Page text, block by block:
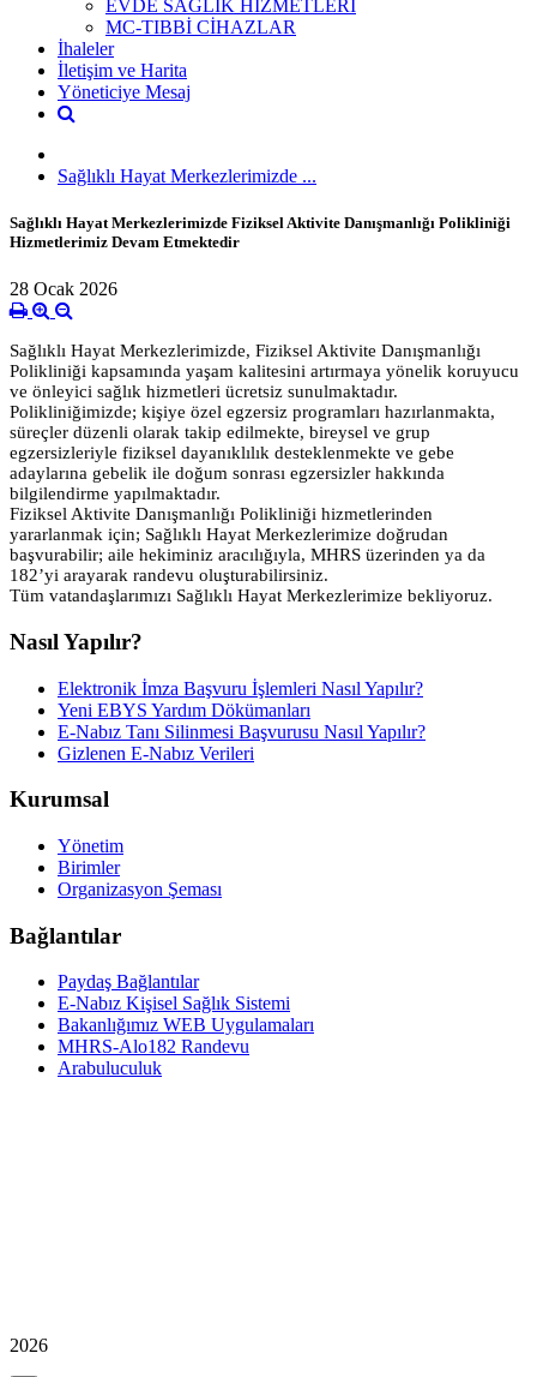
EVDE SAĞLIK HİZMETLERİ
MC-TIBBİ CİHAZLAR
İhaleler
İletişim ve Harita
Yöneticiye Mesaj
Sağlıklı Hayat Merkezlerimizde ...
Sağlıklı Hayat Merkezlerimizde Fiziksel Aktivite Danışmanlığı Polikliniği
Hizmetlerimiz Devam Etmektedir
28 Ocak 2026
Sağlıklı Hayat Merkezlerimizde, Fiziksel Aktivite Danışmanlığı
Polikliniği kapsamında yaşam kalitesini artırmaya yönelik koruyucu
ve önleyici sağlık hizmetleri ücretsiz sunulmaktadır.
Polikliniğimizde; kişiye özel egzersiz programları hazırlanmakta,
süreçler düzenli olarak takip edilmekte, bireysel ve grup
egzersizleriyle fiziksel dayanıklılık desteklenmekte ve gebe
adaylarına gebelik ile doğum sonrası egzersizler hakkında
bilgilendirme yapılmaktadır.
Fiziksel Aktivite Danışmanlığı Polikliniği hizmetlerinden
yararlanmak için; Sağlıklı Hayat Merkezlerimize doğrudan
başvurabilir; aile hekiminiz aracılığıyla, MHRS üzerinden ya da
182’yi arayarak randevu oluşturabilirsiniz.
Tüm vatandaşlarımızı Sağlıklı Hayat Merkezlerimize bekliyoruz.
Nasıl Yapılır?
Elektronik İmza Başvuru İşlemleri Nasıl Yapılır?
Yeni EBYS Yardım Dökümanları
E-Nabız Tanı Silinmesi Başvurusu Nasıl Yapılır?
Gizlenen E-Nabız Verileri
Kurumsal
Yönetim
Birimler
Organizasyon Şeması
Bağlantılar
Paydaş Bağlantılar
E-Nabız Kişisel Sağlık Sistemi
Bakanlığımız WEB Uygulamaları
MHRS-Alo182 Randevu
Arabuluculuk
2026